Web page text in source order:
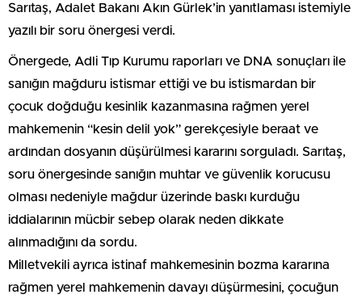
Sarıtaş, Adalet Bakanı Akın Gürlek’in yanıtlaması istemiyle
yazılı bir soru önergesi verdi.
Önergede, Adli Tıp Kurumu raporları ve DNA sonuçları ile
sanığın mağduru istismar ettiği ve bu istismardan bir
çocuk doğduğu kesinlik kazanmasına rağmen yerel
mahkemenin “kesin delil yok” gerekçesiyle beraat ve
ardından dosyanın düşürülmesi kararını sorguladı. Sarıtaş,
soru önergesinde sanığın muhtar ve güvenlik korucusu
olması nedeniyle mağdur üzerinde baskı kurduğu
iddialarının mücbir sebep olarak neden dikkate
alınmadığını da sordu.
Milletvekili ayrıca istinaf mahkemesinin bozma kararına
rağmen yerel mahkemenin davayı düşürmesini, çocuğun